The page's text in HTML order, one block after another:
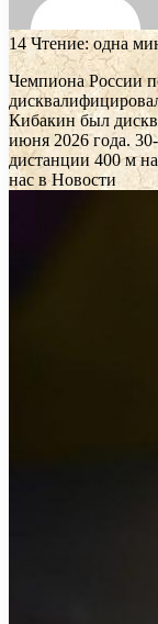
14Чтение: одна
Чемпиона России
Кибакин был
июня 2026 года.
дистанции 400 м
нас в Новости